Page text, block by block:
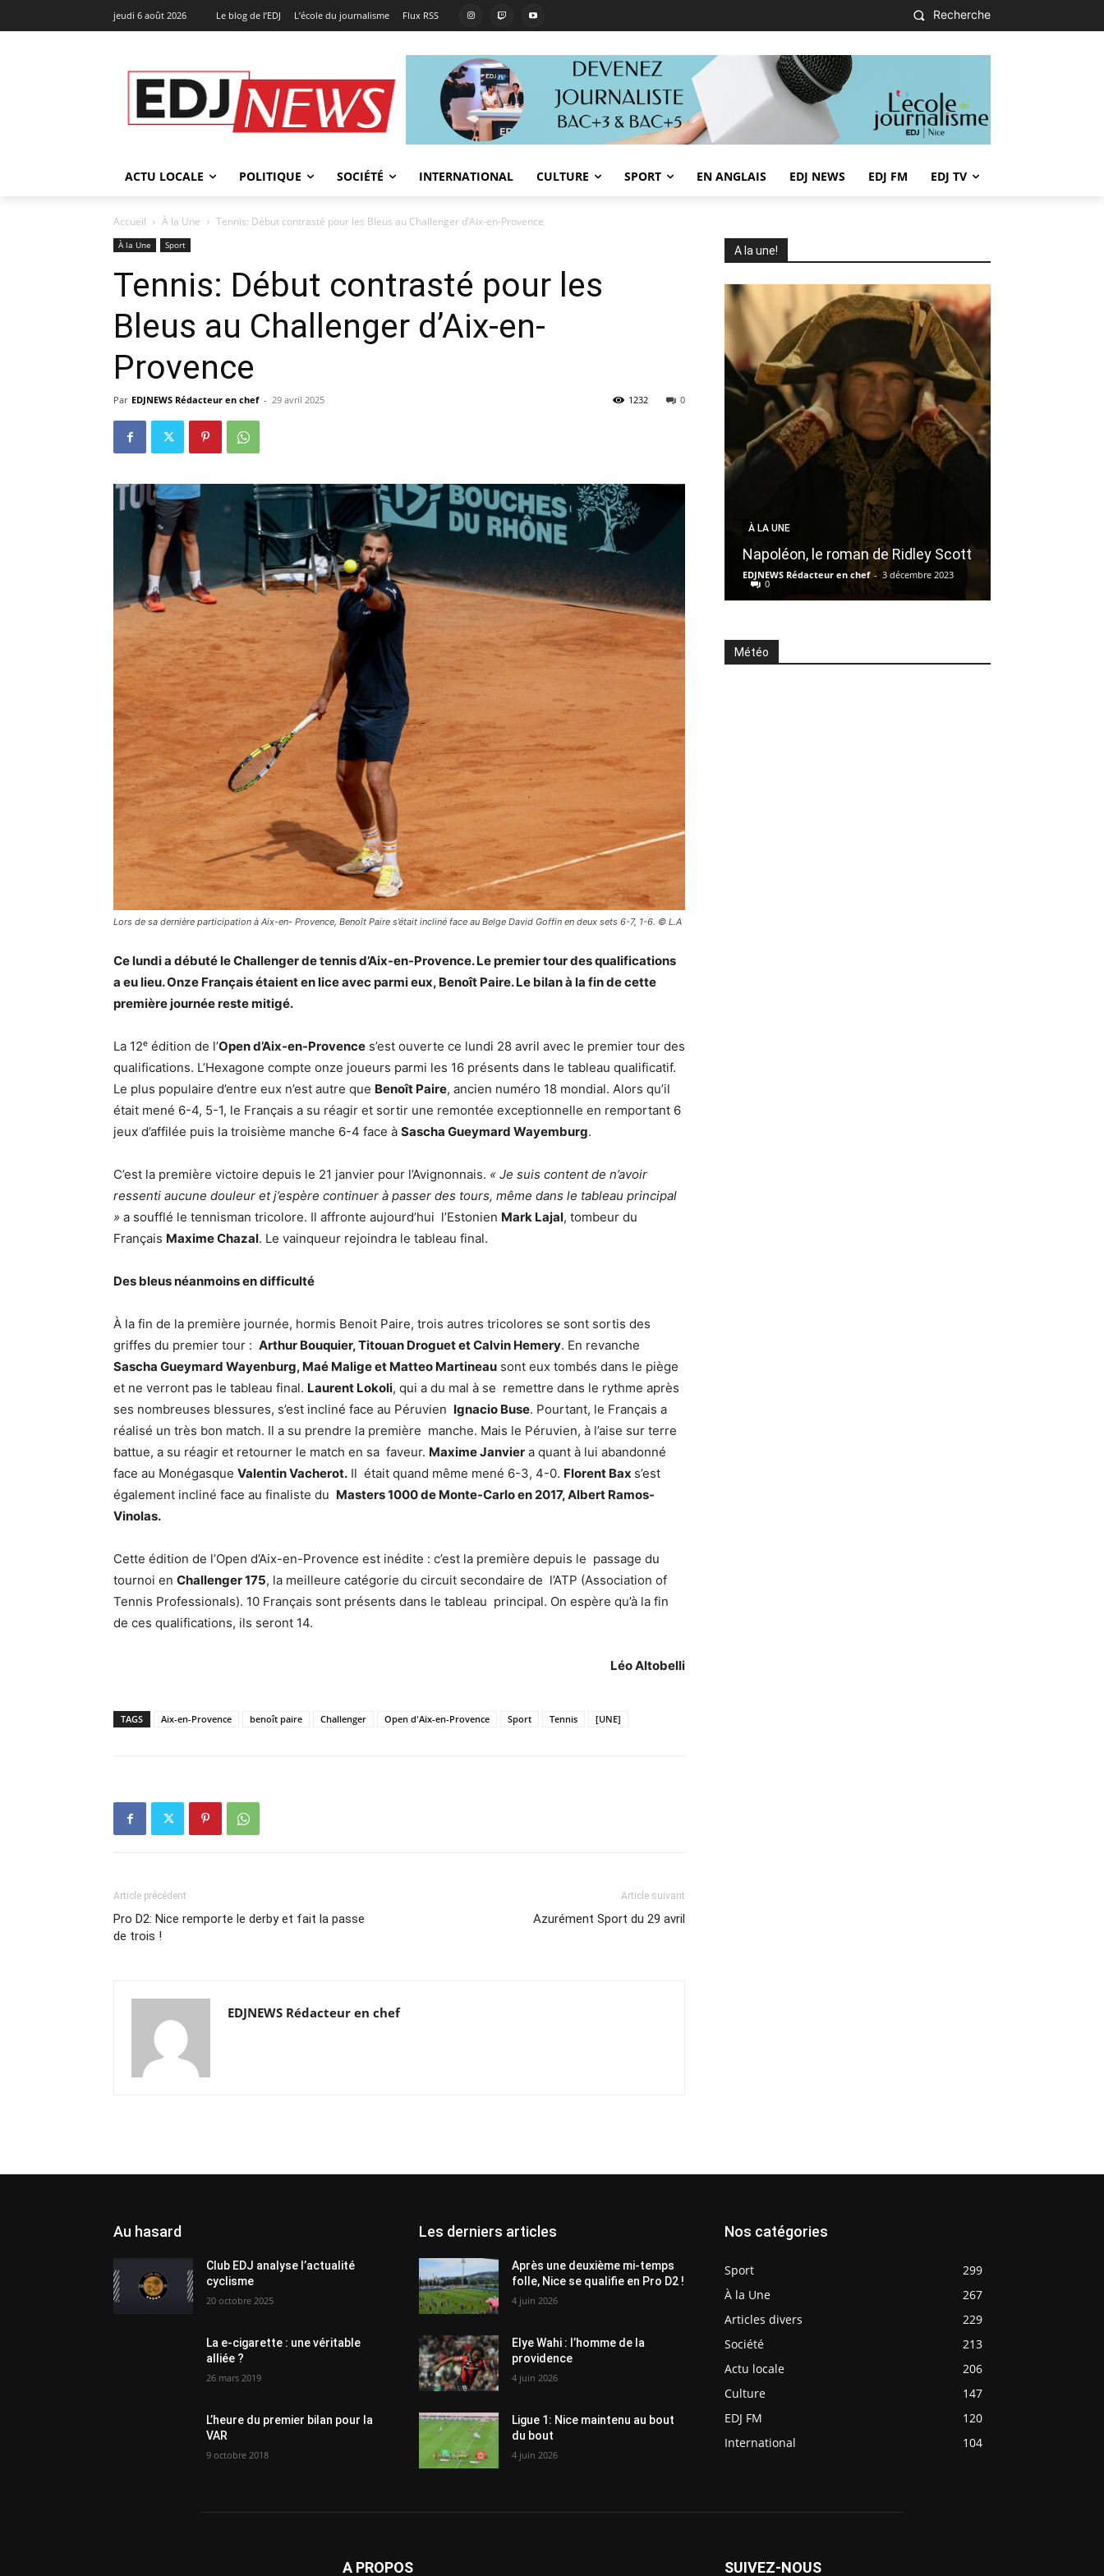
jeudi 6 août 2026 Le blog de l’EDJ L’école du journalisme Flux RSS Recherche
ACTU LOCALE POLITIQUE SOCIÉTÉ INTERNATIONAL CULTURE SPORT EN ANGLAIS EDJ NEWS EDJ FM EDJ TV
Accueil À la Une Tennis: Début contrasté pour les Bleus au Challenger d’Aix-en-Provence
À la Une Sport
Tennis: Début contrasté pour les
Bleus au Challenger d’Aix-en-
Provence
Par EDJNEWS Rédacteur en chef - 29 avril 2025 0
1232
Lors de sa dernière participation à Aix-en- Provence, Benoît Paire s’était incliné face au Belge David Goffin en deux sets 6-7, 1-6. © L.A
Ce lundi a débuté le Challenger de tennis d’Aix-en-Provence. Le premier tour des qualifications
a eu lieu. Onze Français étaient en lice avec parmi eux, Benoît Paire. Le bilan à la fin de cette
première journée reste mitigé.
La 12ᵉ édition de l’Open d’Aix-en-Provence s’est ouverte ce lundi 28 avril avec le premier tour des
qualifications. L’Hexagone compte onze joueurs parmi les 16 présents dans le tableau qualificatif.
Le plus populaire d’entre eux n’est autre que Benoît Paire, ancien numéro 18 mondial. Alors qu’il
était mené 6-4, 5-1, le Français a su réagir et sortir une remontée exceptionnelle en remportant 6
jeux d’affilée puis la troisième manche 6-4 face à Sascha Gueymard Wayemburg.
C’est la première victoire depuis le 21 janvier pour l’Avignonnais. « Je suis content de n’avoir
ressenti aucune douleur et j’espère continuer à passer des tours, même dans le tableau principal
» a soufflé le tennisman tricolore. Il affronte aujourd’hui l’Estonien Mark Lajal, tombeur du
Français Maxime Chazal. Le vainqueur rejoindra le tableau final.
Des bleus néanmoins en difficulté
À la fin de la première journée, hormis Benoit Paire, trois autres tricolores se sont sortis des
griffes du premier tour : Arthur Bouquier, Titouan Droguet et Calvin Hemery. En revanche
Sascha Gueymard Wayenburg, Maé Malige et Matteo Martineau sont eux tombés dans le piège
et ne verront pas le tableau final. Laurent Lokoli, qui a du mal à se remettre dans le rythme après
ses nombreuses blessures, s’est incliné face au Péruvien Ignacio Buse. Pourtant, le Français a
réalisé un très bon match. Il a su prendre la première manche. Mais le Péruvien, à l’aise sur terre
battue, a su réagir et retourner le match en sa faveur. Maxime Janvier a quant à lui abandonné
face au Monégasque Valentin Vacherot. Il était quand même mené 6-3, 4-0. Florent Bax s’est
également incliné face au finaliste du Masters 1000 de Monte-Carlo en 2017, Albert Ramos-
Vinolas.
Cette édition de l’Open d’Aix-en-Provence est inédite : c’est la première depuis le passage du
tournoi en Challenger 175, la meilleure catégorie du circuit secondaire de l’ATP (Association of
Tennis Professionals). 10 Français sont présents dans le tableau principal. On espère qu’à la fin
de ces qualifications, ils seront 14.
Léo Altobelli
TAGS Aix-en-Provence benoît paire Challenger Open d'Aix-en-Provence Sport Tennis [UNE]
Article précédent
Pro D2: Nice remporte le derby et fait la passe
de trois !
Article suivant
Azurément Sport du 29 avril
EDJNEWS Rédacteur en chef
A la une!
À LA UNE
Napoléon, le roman de Ridley Scott
EDJNEWS Rédacteur en chef - 3 décembre 2023
0
Météo
Au hasard
Club EDJ analyse l’actualité
cyclisme
20 octobre 2025
La e-cigarette : une véritable
alliée ?
26 mars 2019
L’heure du premier bilan pour la
VAR
9 octobre 2018
Les derniers articles
Après une deuxième mi-temps
folle, Nice se qualifie en Pro D2 !
4 juin 2026
Elye Wahi : l’homme de la
providence
4 juin 2026
Ligue 1: Nice maintenu au bout
du bout
4 juin 2026
Nos catégories
Sport
299
À la Une
267
Articles divers
229
Société
213
Actu locale
206
Culture
147
EDJ FM
120
International
104
A PROPOS SUIVEZ-NOUS